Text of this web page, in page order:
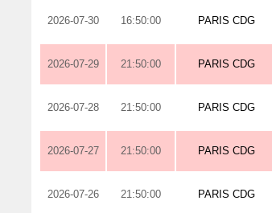
2026-07-30 16:50:00 PARIS CDG
2026-07-29 21:50:00 PARIS CDG
2026-07-28 21:50:00 PARIS CDG
2026-07-27 21:50:00 PARIS CDG
2026-07-26 21:50:00 PARIS CDG